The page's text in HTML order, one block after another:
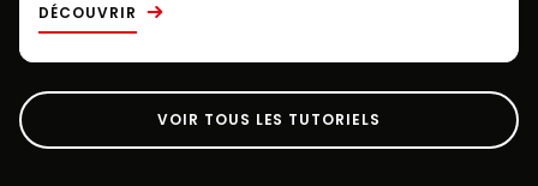
DÉCOUVRIR
VOIR TOUS LES TUTORIELS